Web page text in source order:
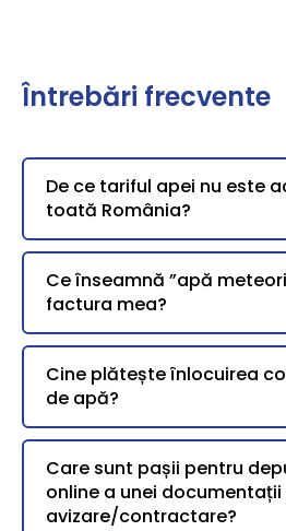
Întrebări frecvente
De ce tariful apei nu este
toată România?
Ce înseamnă ”apă
factura mea?
Cine plătește înlocuirea
de apă?
Care sunt pașii pentru
online a unei
avizare/contractare?